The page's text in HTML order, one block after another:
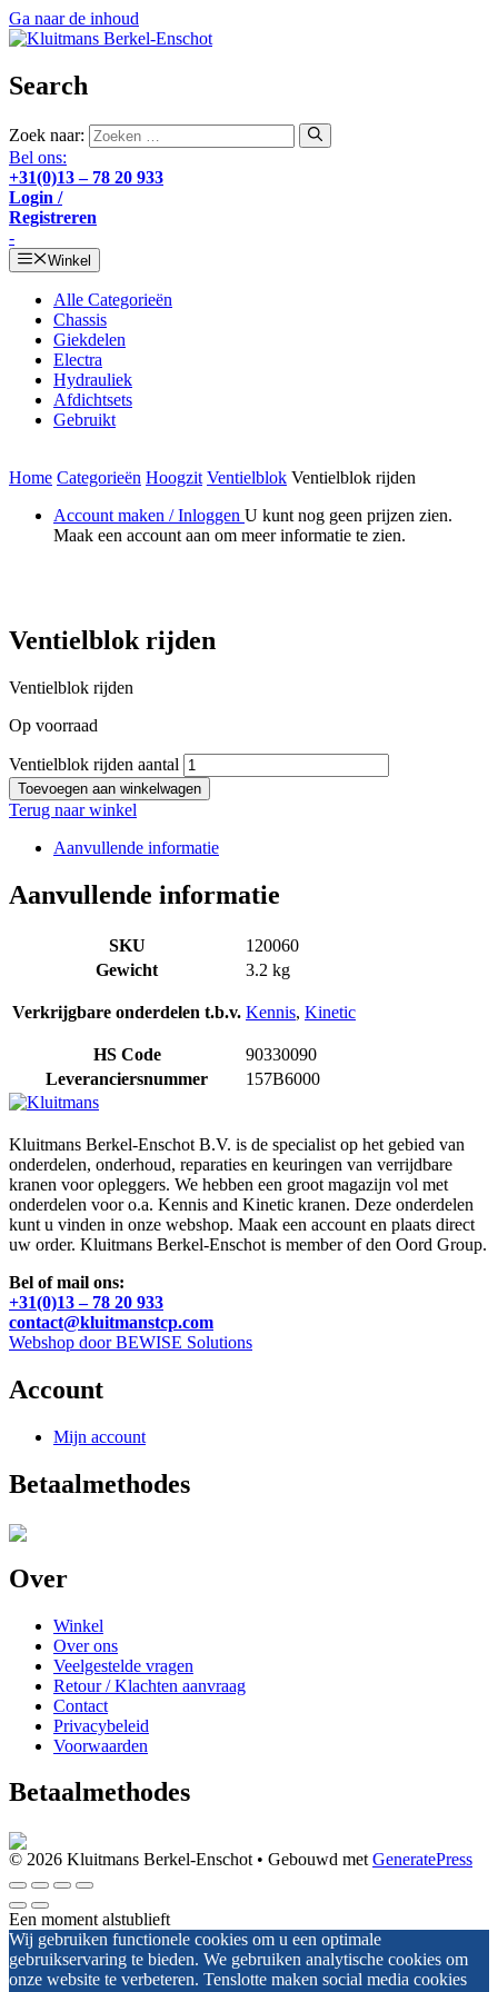
Ga naar de inhoud
Search
Zoek naar:
Bel ons:
+31(0)13 – 78 20 933
Login /
Registreren
-
Winkel
Alle Categorieën
Chassis
Giekdelen
Electra
Hydrauliek
Afdichtsets
Gebruikt
Home Categorieën Hoogzit Ventielblok Ventielblok rijden
Account maken / Inloggen U kunt nog geen prijzen zien.
Maak een account aan om meer informatie te zien.
Ventielblok rijden
Ventielblok rijden
Op voorraad
Ventielblok rijden aantal
Toevoegen aan winkelwagen
Terug naar winkel
Aanvullende informatie
Aanvullende informatie
SKU
120060
Gewicht
3.2 kg
Verkrijgbare onderdelen t.b.v. Kennis, Kinetic
HS Code
90330090
Leveranciersnummer
157B6000
Kluitmans Berkel-Enschot B.V. is de specialist op het gebied van
onderdelen, onderhoud, reparaties en keuringen van verrijdbare
kranen voor opleggers. We hebben een groot magazijn vol met
onderdelen voor o.a. Kennis and Kinetic kranen. Deze onderdelen
kunt u vinden in onze webshop. Maak een account en plaats direct
uw order. Kluitmans Berkel-Enschot is member of den Oord Group.
Bel of mail ons:
+31(0)13 – 78 20 933
contact@kluitmanstcp.com
Webshop door BEWISE Solutions
Account
Mijn account
Betaalmethodes
Over
Winkel
Over ons
Veelgestelde vragen
Retour / Klachten aanvraag
Contact
Privacybeleid
Voorwaarden
Betaalmethodes
© 2026 Kluitmans Berkel-Enschot • Gebouwd met GeneratePress
Een moment alstublieft
Wij gebruiken functionele cookies om u een optimale
gebruikservaring te bieden. We gebruiken analytische cookies om
onze website te verbeteren. Tenslotte maken social media cookies